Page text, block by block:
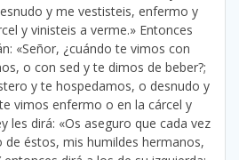
y me vestisteis, enfermo y
y vinisteis a verme.» Entonces
«Señor, ¿cuándo te vimos con
o con sed y te dimos de beber?;
y te hospedamos, o desnudo y
vimos enfermo o en la cárcel y
les dirá: «Os aseguro que cada vez
de éstos, mis humildes hermanos,